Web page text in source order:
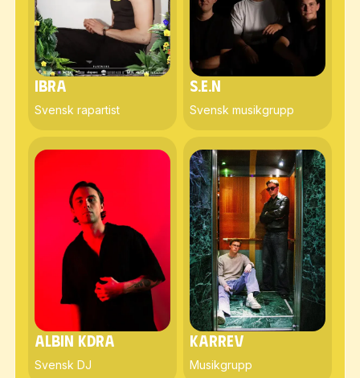
Ibra
Svensk rapartist
S.E.N
Svensk musikgrupp
Albin Kdra
Svensk DJ
KarreV
Musikgrupp